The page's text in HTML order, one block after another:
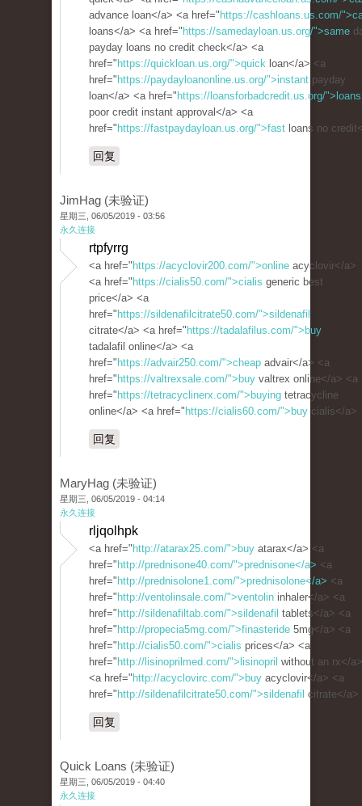
advance loan</a> <a href=" https://cashloans.us.com/
loans</a> <a href=" https://samedayloan.us.org/">same
payday loans no credit check</a> <a
href=" https://quickloan.us.org/">quick loan</a> <a
href=" https://paydayloanonline.us.org/">instant payday
loan</a> <a href=" https://loansforbadcredit.us.org/">loans
poor credit instant approval</a> <a
href=" https://fastpaydayloan.us.org/">fast loans no
回复
JimHag (未验证)
星期三, 06/05/2019 - 03:56
永久连接
rtpfyrrg
<a href=" https://acyclovir200.com/">online acyclovir</a>
<a href=" https://cialis50.com/">cialis generic best
price</a> <a
href=" https://sildenafilcitrate50.com/">sildenafil
citrate</a> <a href=" https://tadalafilus.com/">buy
tadalafil online</a> <a
href=" https://advair250.com/">cheap advair</a> <a
href=" https://valtrexsale.com/">buy valtrex online</a> <a
href=" https://tetracyclinerx.com/">buying tetracycline
online</a> <a href=" https://cialis60.com/">buy cialis</a>
回复
MaryHag (未验证)
星期三, 06/05/2019 - 04:14
永久连接
rljqolhpk
<a href=" http://atarax25.com/">buy atarax</a> <a
href=" http://prednisone40.com/">prednisone</a> <a
href=" http://prednisolone1.com/">prednisolone</a> <a
href=" http://ventolinsale.com/">ventolin inhaler</a> <a
href=" http://sildenafiltab.com/">sildenafil tablets</a> <a
href=" http://propecia5mg.com/">finasteride 5mg</a> <a
href=" http://cialis50.com/">cialis prices</a> <a
href=" http://lisinoprilmed.com/">lisinopril without an rx</a>
<a href=" http://acyclovirc.com/">buy acyclovir</a> <a
href=" http://sildenafilcitrate50.com/">sildenafil citrate</a>
回复
Quick Loans (未验证)
星期三, 06/05/2019 - 04:40
永久连接